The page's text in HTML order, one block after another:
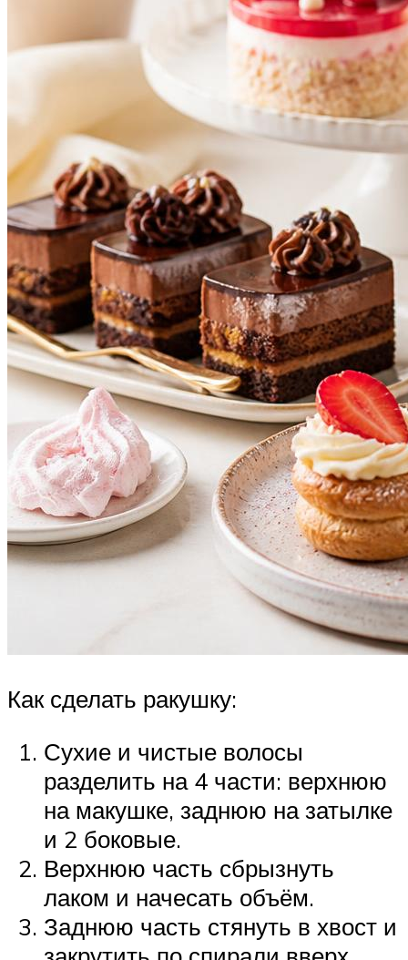
Как сделать ракушку:
Сухие и чистые волосы
разделить на 4 части: верхнюю
на макушке, заднюю на затылке
и 2 боковые.
Верхнюю часть сбрызнуть
лаком и начесать объём.
Заднюю часть стянуть в хвост и